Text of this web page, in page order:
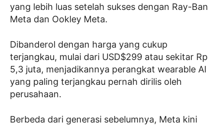
yang lebih luas setelah sukses dengan Ray-Ban
Meta dan Ookley Meta.
Dibanderol dengan harga yang cukup
terjangkau, mulai dari USD$299 atau sekitar Rp
5,3 juta, menjadikannya perangkat wearable AI
yang paling terjangkau pernah dirilis oleh
perusahaan.
Berbeda dari generasi sebelumnya, Meta kini